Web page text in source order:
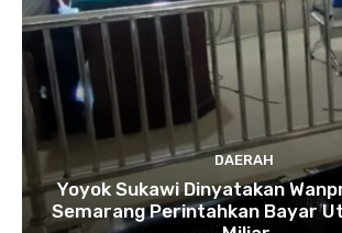
DAERAH
Yoyok Sukawi Dinyatakan
Semarang Perintahkan Bayar